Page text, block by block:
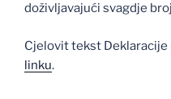
doživljavajući svagdje
Cjelovit tekst
linku.